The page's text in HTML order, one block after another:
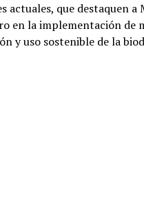
actuales, que destaquen a
en la implementación de
y uso sostenible de la